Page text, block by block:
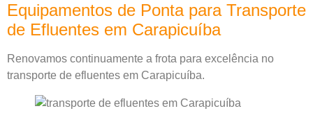
Equipamentos de Ponta para Transporte
de Efluentes em Carapicuíba
Renovamos continuamente a frota para excelência no
transporte de efluentes em Carapicuíba.